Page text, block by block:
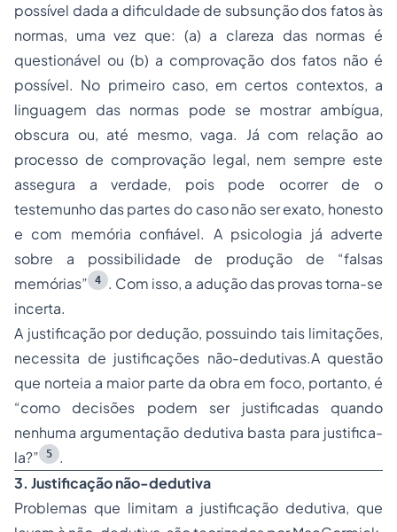
possível dada a dificuldade de subsunção dos fatos às
normas, uma vez que: (a) a clareza das normas é
questionável ou (b) a comprovação dos fatos não é
possível. No primeiro caso, em certos contextos, a
linguagem das normas pode se mostrar ambígua,
obscura ou, até mesmo, vaga. Já com relação ao
processo de comprovação legal, nem sempre este
assegura a verdade, pois pode ocorrer de o
testemunho das partes do caso não ser exato, honesto
e com memória confiável. A psicologia já adverte
sobre a possibilidade de produção de “falsas
memórias”
4
. Com isso, a adução das provas torna-se
incerta.
A justificação por dedução, possuindo tais limitações,
necessita de justificações não-dedutivas.A questão
que norteia a maior parte da obra em foco, portanto, é
“como decisões podem ser justificadas quando
nenhuma argumentação dedutiva basta para justifica-
la?”
5
.
3. Justificação não-dedutiva
Problemas que limitam a justificação dedutiva, que